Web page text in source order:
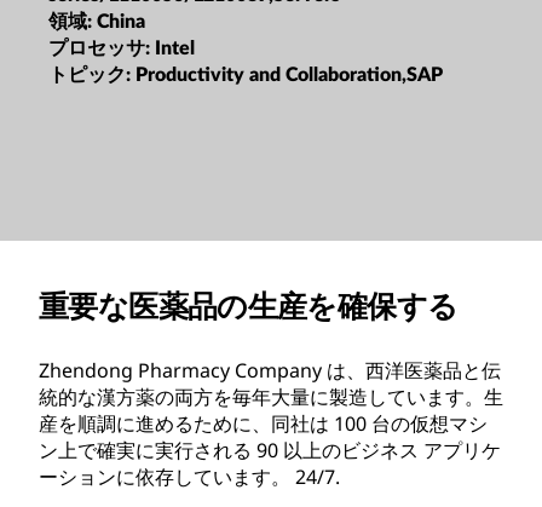
領域: China
プロセッサ: Intel
トピック: Productivity and Collaboration,SAP
重要な医薬品の生産を確保する
Zhendong Pharmacy Company は、西洋医薬品と伝
統的な漢方薬の両方を毎年大量に製造しています。生
産を順調に進めるために、同社は 100 台の仮想マシ
ン上で確実に実行される 90 以上のビジネス アプリケ
ーションに依存しています。 24/7.